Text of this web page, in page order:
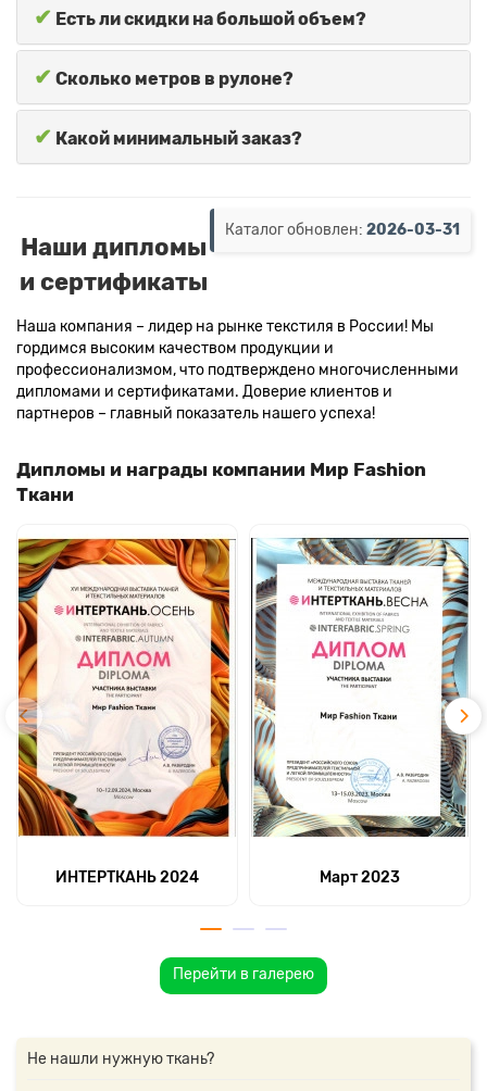
✔ Есть ли скидки на большой объем?
✔ Сколько метров в рулоне?
✔ Какой минимальный заказ?
Каталог обновлен: 2026-03-31
Наши дипломы
и сертификаты
Наша компания – лидер на рынке текстиля в России! Мы
гордимся высоким качеством продукции и
профессионализмом, что подтверждено многочисленными
дипломами и сертификатами. Доверие клиентов и
партнеров – главный показатель нашего успеха!
Дипломы и награды компании Мир Fashion
Ткани
ИНТЕРТКАНЬ 2024 Март 2023
Перейти в галерею
Не нашли нужную ткань?